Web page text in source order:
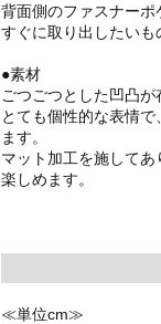
背面側のファスナーポ
すぐに取り出したいも
●素材
ごつごつとした凹凸が
とても個性的な表情
ます。
マット加工を施して
楽しめます。
≪単位cm≫